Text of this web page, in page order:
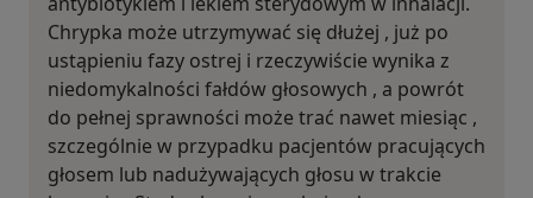
Chrypka może utrzymywać się dłużej , już po
ustąpieniu fazy ostrej i rzeczywiście wynika z
niedomykalności fałdów głosowych , a powrót
do pełnej sprawności może trać nawet miesiąc ,
szczególnie w przypadku pacjentów pracujących
głosem lub nadużywających głosu w trakcie